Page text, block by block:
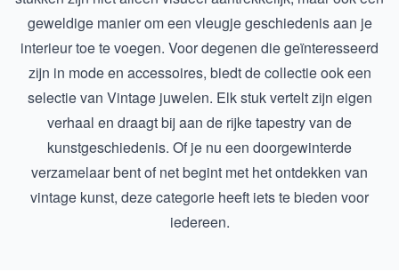
geweldige manier om een vleugje geschiedenis aan je
interieur toe te voegen. Voor degenen die geïnteresseerd
zijn in mode en accessoires, biedt de collectie ook een
selectie van Vintage juwelen. Elk stuk vertelt zijn eigen
verhaal en draagt bij aan de rijke tapestry van de
kunstgeschiedenis. Of je nu een doorgewinterde
verzamelaar bent of net begint met het ontdekken van
vintage kunst, deze categorie heeft iets te bieden voor
iedereen.